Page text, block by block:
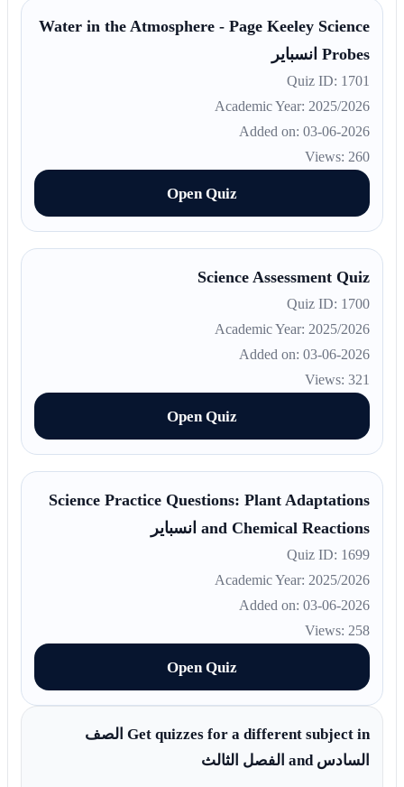
Water in the Atmosphere - Page Keeley Science
Probes انسباير
Quiz ID: 1701
Academic Year: 2025/2026
Added on: 03-06-2026
Views: 260
Open Quiz
Science Assessment Quiz
Quiz ID: 1700
Academic Year: 2025/2026
Added on: 03-06-2026
Views: 321
Open Quiz
Science Practice Questions: Plant Adaptations
and Chemical Reactions انسباير
Quiz ID: 1699
Academic Year: 2025/2026
Added on: 03-06-2026
Views: 258
Open Quiz
Get quizzes for a different subject in الصف
السادس and الفصل الثالث